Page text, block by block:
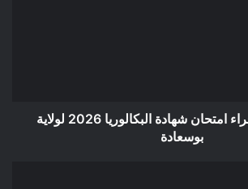
مواقع مراكز اجراء امتحان شهادة البكالوريا 2026 لولاية
بوسعادة